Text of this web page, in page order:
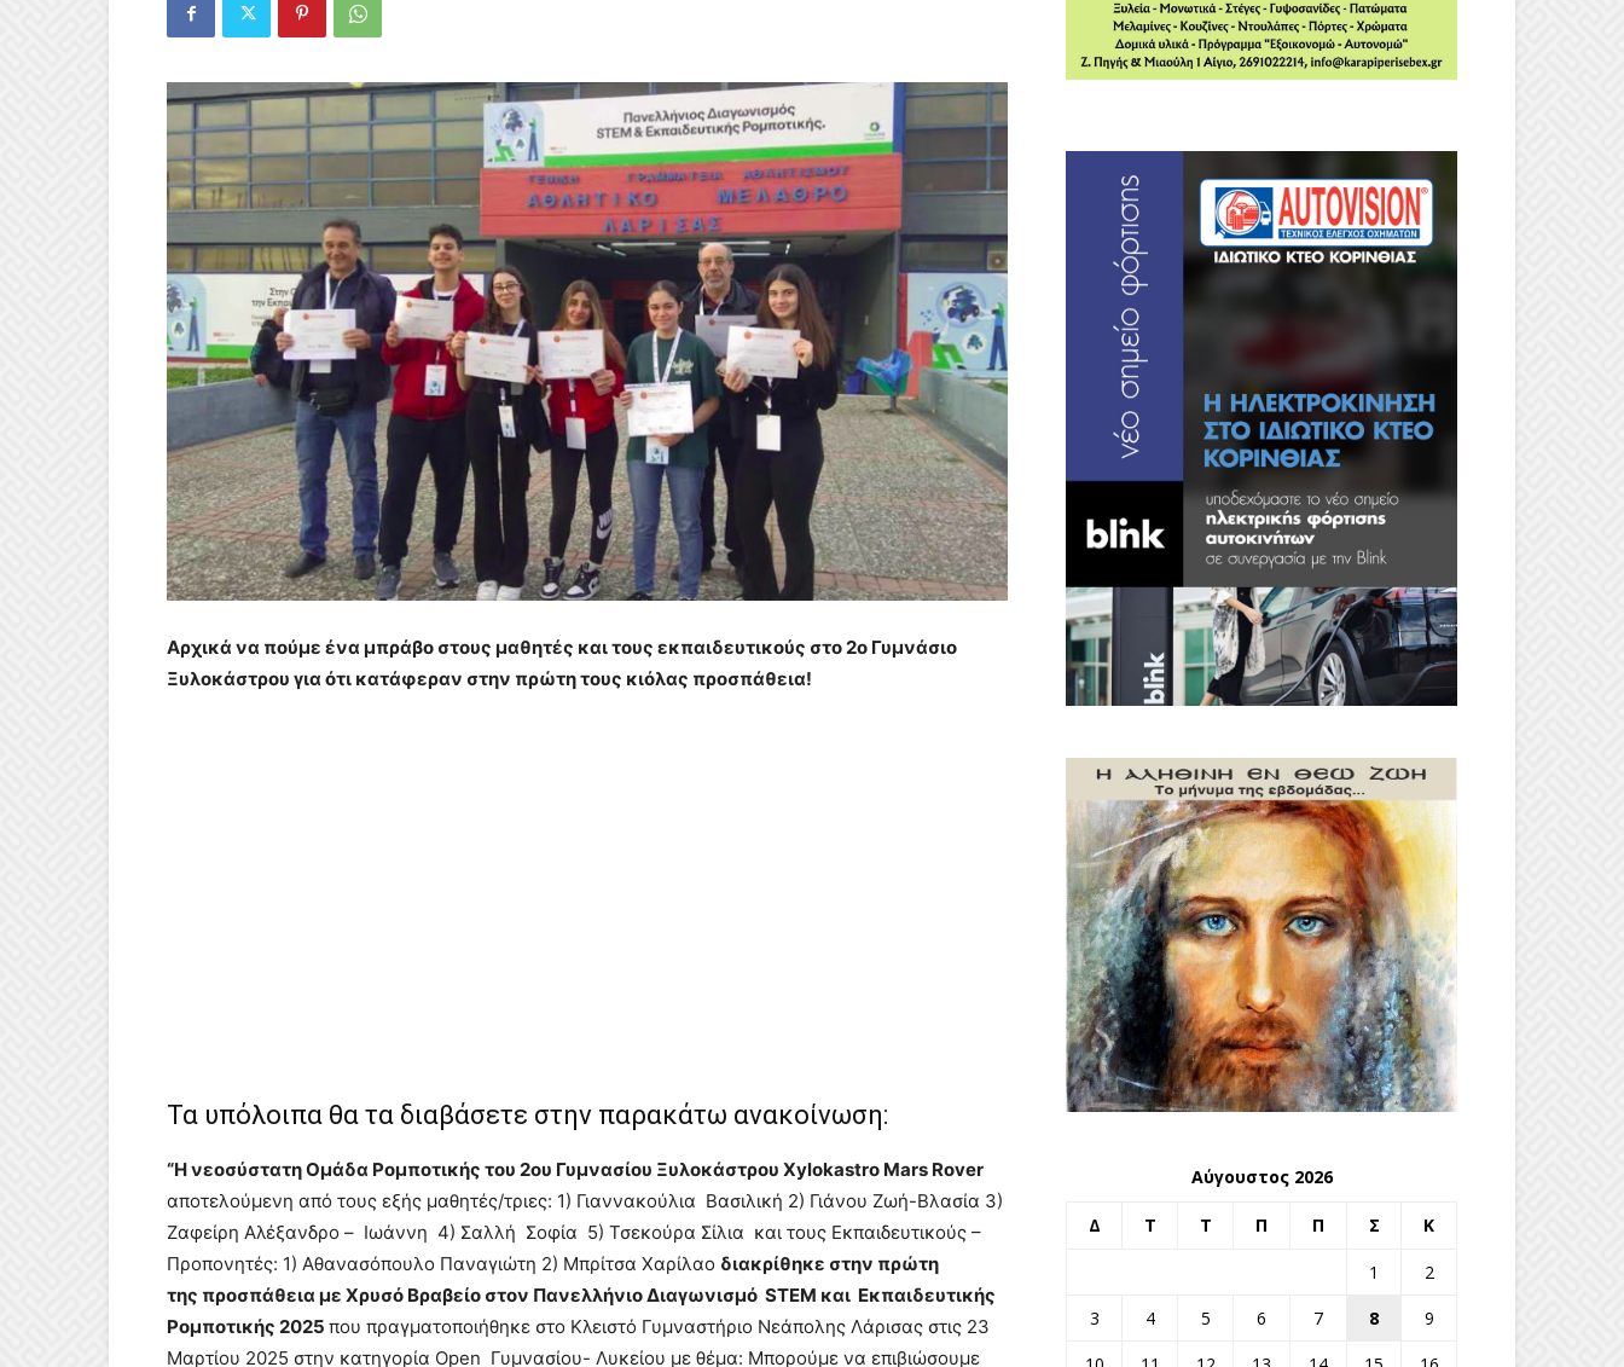
Αρχικά να πούμε ένα μπράβο στους μαθητές και τους εκπαιδευτικούς στο 2ο Γυμνάσιο
Ξυλοκάστρου για ότι κατάφεραν στην πρώτη τους κιόλας προσπάθεια!
Τα υπόλοιπα θα τα διαβάσετε στην παρακάτω ανακοίνωση:
“Η νεοσύστατη Ομάδα Ρομποτικής του 2ου Γυμνασίου Ξυλοκάστρου Xylokastro Mars Rover
αποτελούμενη από τους εξής μαθητές/τριες: 1) Γιαννακούλια Βασιλική 2) Γιάνου Ζωή-Βλασία 3)
Ζαφείρη Αλέξανδρο – Ιωάννη 4) Σαλλή Σοφία 5) Τσεκούρα Σίλια και τους Εκπαιδευτικούς –
Προπονητές: 1) Αθανασόπουλο Παναγιώτη 2) Μπρίτσα Χαρίλαο διακρίθηκε στην πρώτη
της προσπάθεια με Χρυσό Βραβείο στον Πανελλήνιο Διαγωνισμό STEM και Εκπαιδευτικής
Ρομποτικής 2025 που πραγματοποιήθηκε στο Κλειστό Γυμναστήριο Νεάπολης Λάρισας στις 23
Μαρτίου 2025 στην κατηγορία Οpen Γυμνασίου- Λυκείου με θέμα: Μπορούμε να επιβιώσουμε
Αύγουστος 2026
Δ Τ Τ Π Π Σ Κ
1
2
3
4 5 6 7 8
9